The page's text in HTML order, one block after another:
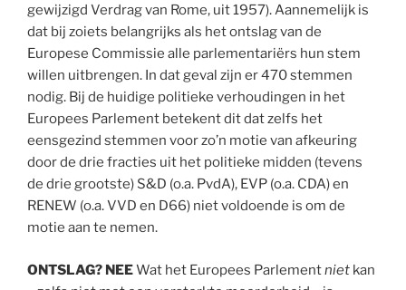
gewijzigd Verdrag van Rome, uit 1957). Aannemelijk is
dat bij zoiets belangrijks als het ontslag van de
Europese Commissie alle parlementariërs hun stem
willen uitbrengen. In dat geval zijn er 470 stemmen
nodig. Bij de huidige politieke verhoudingen in het
Europees Parlement betekent dit dat zelfs het
eensgezind stemmen voor zo’n motie van afkeuring
door de drie fracties uit het politieke midden (tevens
de drie grootste) S&D (o.a. PvdA), EVP (o.a. CDA) en
RENEW (o.a. VVD en D66) niet voldoende is om de
motie aan te nemen.
ONTSLAG? NEEWat het Europees Parlementniet kan